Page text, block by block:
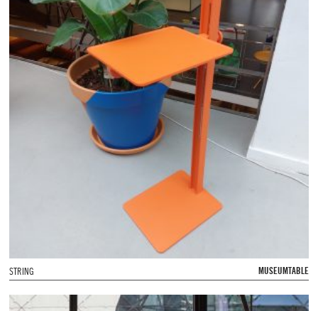
STRING MUSEUMTABLE